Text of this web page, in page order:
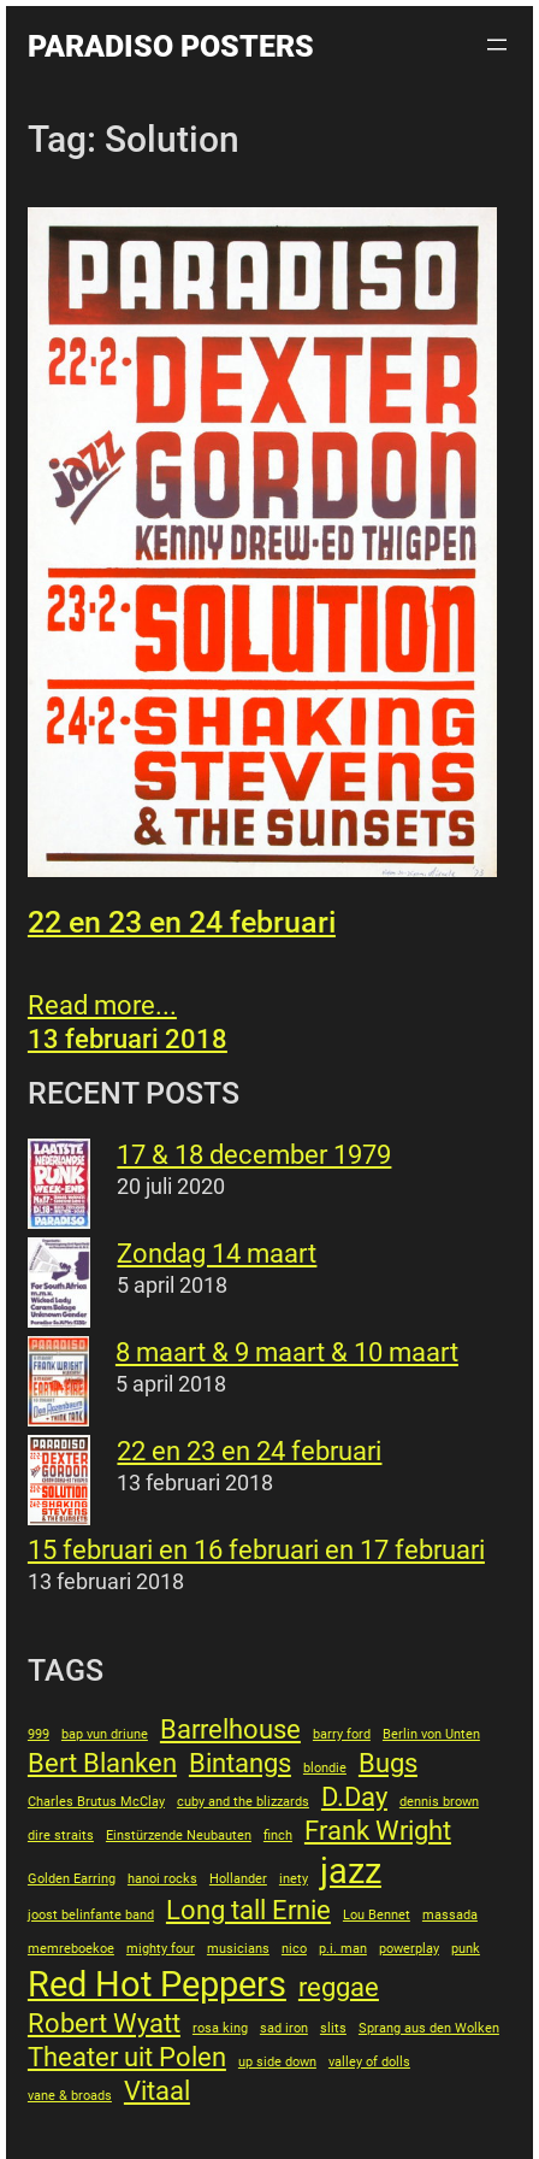
PARADISO POSTERS
Tag: Solution
22 en 23 en 24 februari
Read more...
13 februari 2018
RECENT POSTS
17 & 18 december 1979
20 juli 2020
Zondag 14 maart
5 april 2018
8 maart & 9 maart & 10 maart
5 april 2018
22 en 23 en 24 februari
13 februari 2018
15 februari en 16 februari en 17 februari
13 februari 2018
TAGS
999 bap vun driune Barrelhouse barry ford Berlin von Unten
Bert Blanken Bintangs blondie Bugs
Charles Brutus McClay cuby and the blizzards D.Day dennis brown
dire straits Einstürzende Neubauten finch Frank Wright
Golden Earring hanoi rocks Hollander inety jazz
joost belinfante band Long tall Ernie Lou Bennet massada
memreboekoe mighty four musicians nico p.i. man powerplay punk
Red Hot Peppers reggae
Robert Wyatt
rosa king sad iron slits Sprang aus den Wolken
Theater uit Polen up side down valley of dolls
vane & broads Vitaal